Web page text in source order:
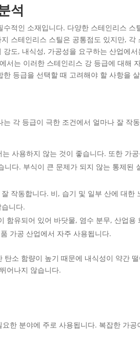
석
적인 소재입니다. 다양한 스테인리스 스
스테인리스 스틸은 공통점도 있지만, 각
도, 내식성, 가공성을 요구하는 산업에서
서는 이러한 스테인리스 강 등급에 대해
등급을 선택할 때 고려해야 할 사항을
각 등급이 극한 조건에서 얼마나 잘 작
사용하지 않는 것이 좋습니다. 또한 가
다. 부식이 큰 문제가 되지 않는 통제된
작동합니다. 비, 습기 및 일부 산에 대한
니다.
함유되어 있어 바닷물, 염수 분무, 산업용
가공 산업에서 자주 사용됩니다.
소 함량이 높기 때문에 내식성이 약간 떨
어나지 않습니다.
한 분야에 주로 사용됩니다. 복잡한 가공